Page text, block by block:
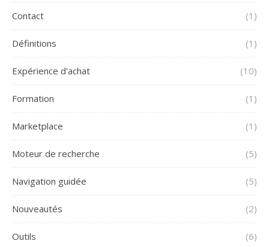
Contact (1)
Définitions (1)
Expérience d'achat (10)
Formation (1)
Marketplace (1)
Moteur de recherche (5)
Navigation guidée (5)
Nouveautés (2)
Outils (6)